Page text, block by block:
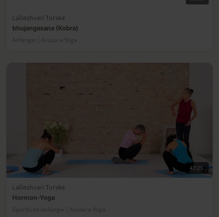
Lalleshvari Turske
bhujangasana (Kobra)
Anfänger | Anusara Yoga
47:29
Lalleshvari Turske
Hormon-Yoga
Sportliche Anfänger | Anusara Yoga